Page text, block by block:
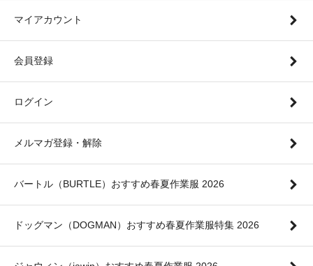
マイアカウント
会員登録
ログイン
メルマガ登録・解除
バートル（BURTLE）おすすめ春夏作業服 2026
ドッグマン（DOGMAN）おすすめ春夏作業服特集 2026